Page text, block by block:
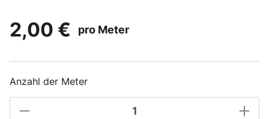
2,00 €
pro Meter
Anzahl der Meter